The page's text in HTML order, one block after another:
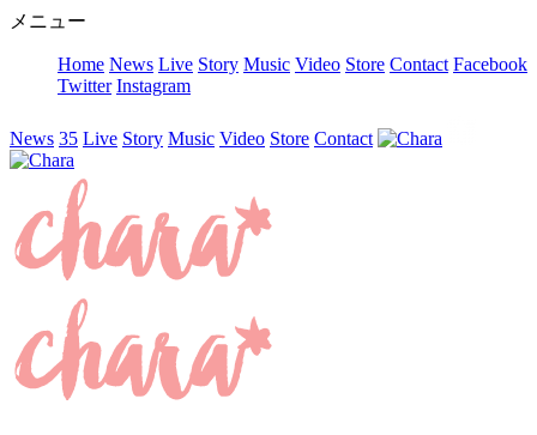
メニュー
Home News Live Story Music Video Store Contact Facebook
Twitter Instagram
News 35 Live Story Music Video Store Contact